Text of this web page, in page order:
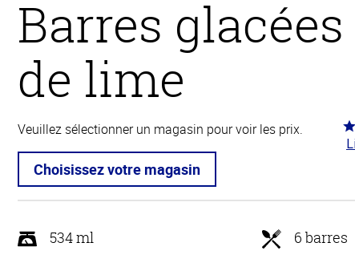
Barres
de lime
Veuillez sélectionner un magasin pour voir les prix.
Choisissez votre magasin
534 ml 6 barres